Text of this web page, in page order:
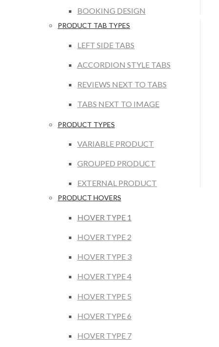
BOOKING DESIGN
PRODUCT TAB TYPES
LEFT SIDE TABS
ACCORDION STYLE TABS
REVIEWS NEXT TO TABS
TABS NEXT TO IMAGE
PRODUCT TYPES
VARIABLE PRODUCT
GROUPED PRODUCT
EXTERNAL PRODUCT
PRODUCT HOVERS
HOVER TYPE 1
HOVER TYPE 2
HOVER TYPE 3
HOVER TYPE 4
HOVER TYPE 5
HOVER TYPE 6
HOVER TYPE 7